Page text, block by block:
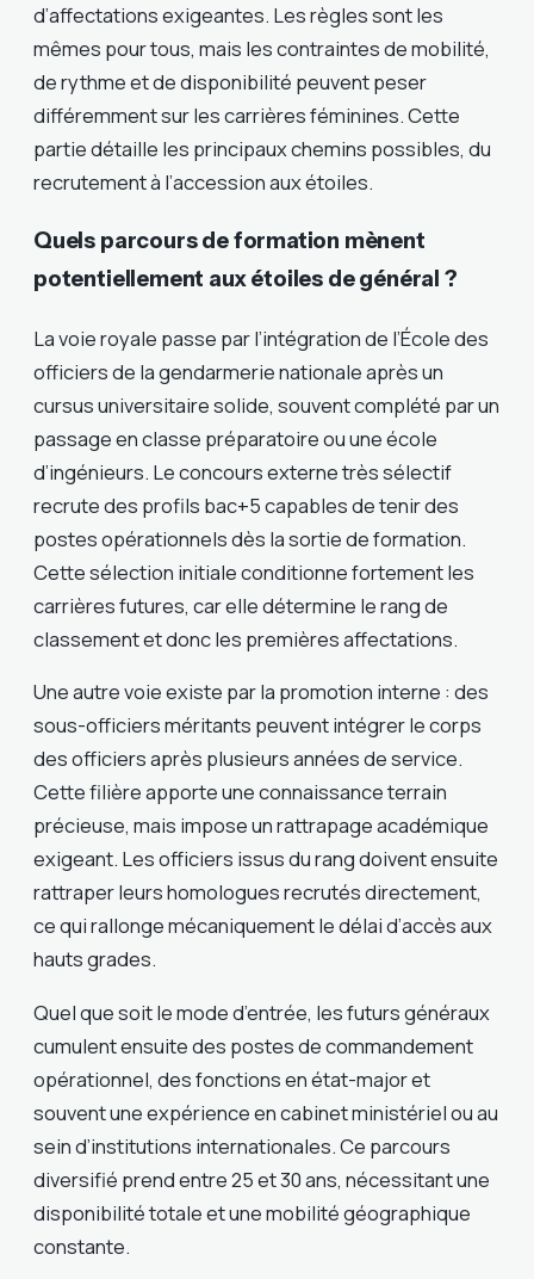
d’affectations exigeantes. Les règles sont les
mêmes pour tous, mais les contraintes de mobilité,
de rythme et de disponibilité peuvent peser
différemment sur les carrières féminines. Cette
partie détaille les principaux chemins possibles, du
recrutement à l’accession aux étoiles.
Quels parcours de formation mènent
potentiellement aux étoiles de général ?
La voie royale passe par l’intégration de l’École des
officiers de la gendarmerie nationale après un
cursus universitaire solide, souvent complété par un
passage en classe préparatoire ou une école
d’ingénieurs. Le concours externe très sélectif
recrute des profils bac+5 capables de tenir des
postes opérationnels dès la sortie de formation.
Cette sélection initiale conditionne fortement les
carrières futures, car elle détermine le rang de
classement et donc les premières affectations.
Une autre voie existe par la promotion interne : des
sous-officiers méritants peuvent intégrer le corps
des officiers après plusieurs années de service.
Cette filière apporte une connaissance terrain
précieuse, mais impose un rattrapage académique
exigeant. Les officiers issus du rang doivent ensuite
rattraper leurs homologues recrutés directement,
ce qui rallonge mécaniquement le délai d’accès aux
hauts grades.
Quel que soit le mode d’entrée, les futurs généraux
cumulent ensuite des postes de commandement
opérationnel, des fonctions en état-major et
souvent une expérience en cabinet ministériel ou au
sein d’institutions internationales. Ce parcours
diversifié prend entre 25 et 30 ans, nécessitant une
disponibilité totale et une mobilité géographique
constante.